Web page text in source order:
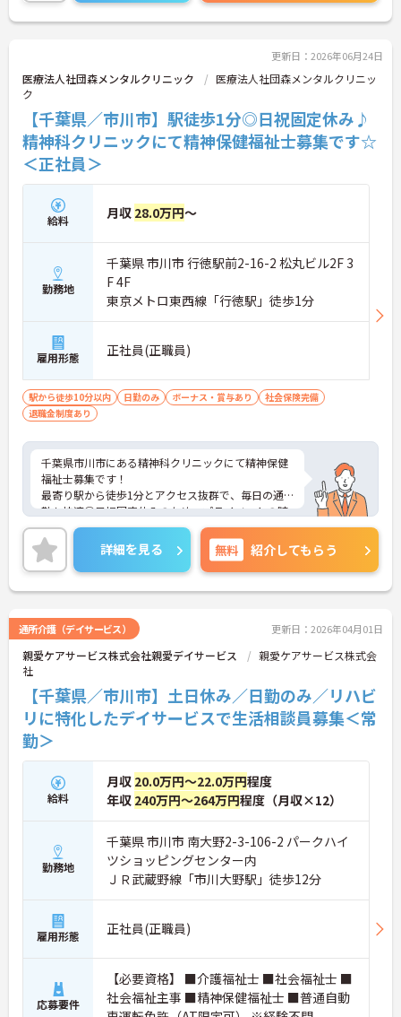
更新日：2026年06月24日
医療法人社団森メンタルクリニック
医療法人社団森メンタルクリニッ
ク
【千葉県／市川市】駅徒歩1分◎日祝固定休み♪
精神科クリニックにて精神保健福祉士募集です☆
＜正社員＞
給料 月収 28.0万円～
勤務地
千葉県 市川市 行徳駅前2-16-2 松丸ビル2F 3
F 4F
東京メトロ東西線「行徳駅」徒歩1分
雇用形態 正社員(正職員)
駅から徒歩10分以内 日勤のみ ボーナス・賞与あり
社会保険完備
退職金制度あり
千葉県市川市にある精神科クリニックにて精神保健
福祉士募集です！
最寄り駅から徒歩1分とアクセス抜群で、毎日の通
勤も快適◎日祝固定休みのため、プライベートの時
間も大切にしながら働ける環境です♪ご興味のある
方には、面接対策ポイントなど、さらに詳細をご案
内しますのでお気軽にご相談ください！
詳細を見る 無料 紹介してもらう
通所介護（デイサービス） 更新日：2026年04月01日
親愛ケアサービス株式会社親愛デイサービス
親愛ケアサービス株式会
社
【千葉県／市川市】土日休み／日勤のみ／リハビ
リに特化したデイサービスで生活相談員募集＜常
勤＞
給料
月収 20.0万円～22.0万円程度
年収 240万円～264万円程度（月収×12）
勤務地
千葉県 市川市 南大野2-3-106-2 パークハイ
ツショッピングセンター内
ＪＲ武蔵野線「市川大野駅」徒歩12分
雇用形態 正社員(正職員)
応募要件
【必要資格】 ■介護福祉士 ■社会福祉士 ■
社会福祉主事 ■精神保健福祉士 ■普通自動